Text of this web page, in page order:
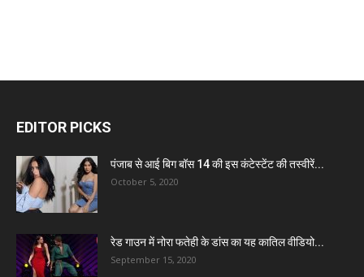
EDITOR PICKS
पंजाब से आई बिग बॉस 14 की इस कंटेस्टेंट की तस्वीरें...
October 5, 2020
रेड गाउन में नोरा फतेही के डांस का यह कातिल वीडियो...
September 15, 2020